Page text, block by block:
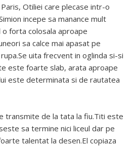
Otiliei care plecase intr-o
incepe sa manance mult
forta colosala aproape
sa calce mai apasat pe
uita frecvent in oglinda si-si
este foarte slab, arata aproape
este determinata si de rautatea
transmite de la tata la fiu.Titi este
sa termine nici liceul dar pe
talentat la desen.El copiaza